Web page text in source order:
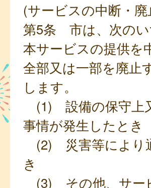
(サービスの中断・廃
第5条 市は、次の
本サービスの提供を
全部又は一部を廃止
します。
(1) 設備の保守上
事情が発生したとき
(2) 災害等により
き
(3) その他、サー